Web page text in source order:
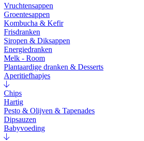
Vruchtensappen
Groentesappen
Kombucha & Kefir
Frisdranken
Siropen & Diksappen
Energiedranken
Melk - Room
Plantaardige dranken & Desserts
Aperitiefhapjes
Chips
Hartig
Pesto & Olijven & Tapenades
Dipsauzen
Babyvoeding